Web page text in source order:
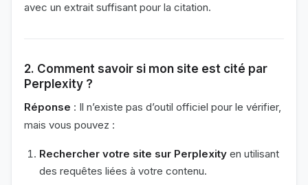
avec un extrait suffisant pour la citation.
2. Comment savoir si mon site est cité par
Perplexity ?
Réponse : Il n’existe pas d’outil officiel pour le vérifier,
mais vous pouvez :
Rechercher votre site sur Perplexity en utilisant
des requêtes liées à votre contenu.